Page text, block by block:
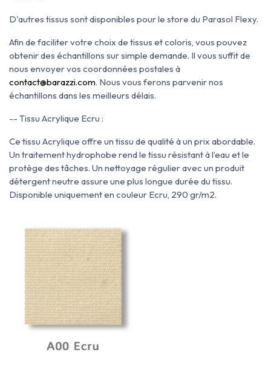
D'autres tissus sont disponibles pour le store du Parasol Flexy.
Afin de faciliter votre choix de tissus et coloris, vous pouvez
obtenir des échantillons sur simple demande. Il vous suffit de
nous envoyer vos coordonnées postales à
contact@barazzi.com. Nous vous ferons parvenir nos
échantillons dans les meilleurs délais.
-- Tissu Acrylique Ecru :
Ce tissu Acrylique offre un tissu de qualité à un prix abordable.
Un traitement hydrophobe rend le tissu résistant à l’eau et le
protège des tâches. Un nettoyage régulier avec un produit
détergent neutre assure une plus longue durée du tissu.
Disponible uniquement en couleur Ecru, 290 gr/m2.